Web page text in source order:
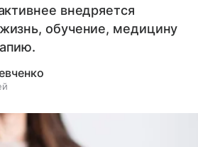
внедряется
обучение, медицину